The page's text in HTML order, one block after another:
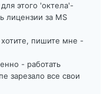
этого 'октела'-
лицензии за MS
пишите мне -
- работать
зарезало все свои